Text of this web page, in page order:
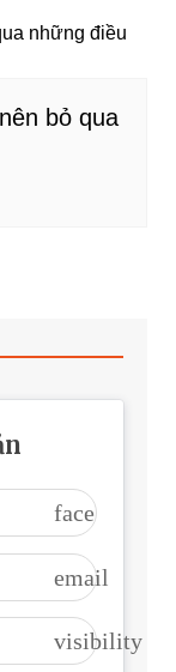
bỏ qua
face
email
visibility